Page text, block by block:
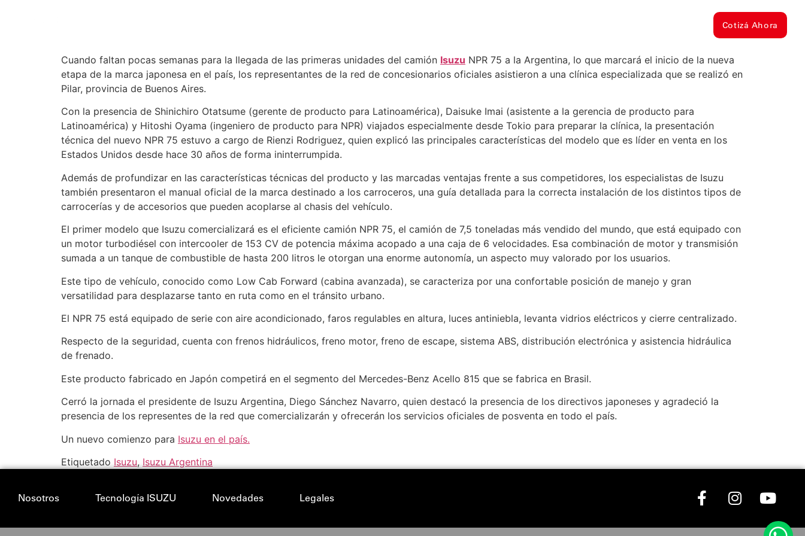
Cotizá Ahora
Cuando faltan pocas semanas para la llegada de las primeras unidades del camión Isuzu NPR 75 a la Argentina, lo que marcará el inicio de la nueva
etapa de la marca japonesa en el país, los representantes de la red de concesionarios oficiales asistieron a una clínica especializada que se realizó en
Pilar, provincia de Buenos Aires.
Con la presencia de Shinichiro Otatsume (gerente de producto para Latinoamérica), Daisuke Imai (asistente a la gerencia de producto para
Latinoamérica) y Hitoshi Oyama (ingeniero de producto para NPR) viajados especialmente desde Tokio para preparar la clínica, la presentación
técnica del nuevo NPR 75 estuvo a cargo de Rienzi Rodriguez, quien explicó las principales características del modelo que es líder en venta en los
Estados Unidos desde hace 30 años de forma ininterrumpida.
Además de profundizar en las características técnicas del producto y las marcadas ventajas frente a sus competidores, los especialistas de Isuzu
también presentaron el manual oficial de la marca destinado a los carroceros, una guía detallada para la correcta instalación de los distintos tipos de
carrocerías y de accesorios que pueden acoplarse al chasis del vehículo.
El primer modelo que Isuzu comercializará es el eficiente camión NPR 75, el camión de 7,5 toneladas más vendido del mundo, que está equipado con
un motor turbodiésel con intercooler de 153 CV de potencia máxima acopado a una caja de 6 velocidades. Esa combinación de motor y transmisión
sumada a un tanque de combustible de hasta 200 litros le otorgan una enorme autonomía, un aspecto muy valorado por los usuarios.
Este tipo de vehículo, conocido como Low Cab Forward (cabina avanzada), se caracteriza por una confortable posición de manejo y gran
versatilidad para desplazarse tanto en ruta como en el tránsito urbano.
El NPR 75 está equipado de serie con aire acondicionado, faros regulables en altura, luces antiniebla, levanta vidrios eléctricos y cierre centralizado.
Respecto de la seguridad, cuenta con frenos hidráulicos, freno motor, freno de escape, sistema ABS, distribución electrónica y asistencia hidráulica
de frenado.
Este producto fabricado en Japón competirá en el segmento del Mercedes-Benz Acello 815 que se fabrica en Brasil.
Cerró la jornada el presidente de Isuzu Argentina, Diego Sánchez Navarro, quien destacó la presencia de los directivos japoneses y agradeció la
presencia de los representes de la red que comercializarán y ofrecerán los servicios oficiales de posventa en todo el país.
Un nuevo comienzo para Isuzu en el país.
Etiquetado Isuzu, Isuzu Argentina
Nosotros Tecnología ISUZU Novedades Legales